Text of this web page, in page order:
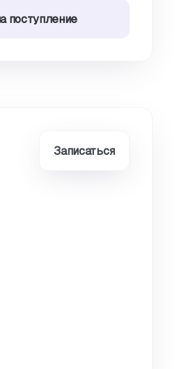
поступление
Записаться